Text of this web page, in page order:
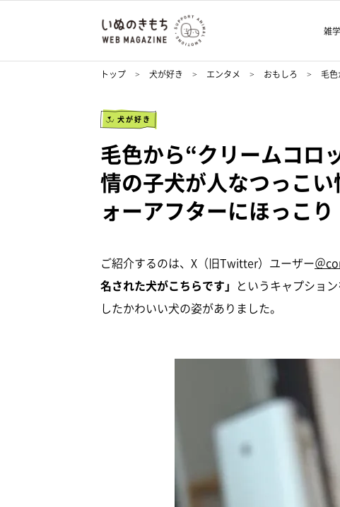
雑
トップ 犬が好き エンタメ おもしろ 毛
犬が好き
毛色から“クリームコロ
情の子犬が人なつっこ
ォーアフターにほっこり
ご紹介するのは、X（旧Twitter）ユーザー＠
名された犬がこちらです」 というキャプショ
したかわいい犬の姿がありました。